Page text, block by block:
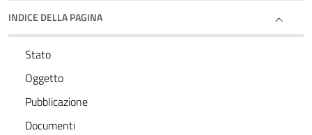
INDICE DELLA PAGINA
Stato
Oggetto
Pubblicazione
Documenti